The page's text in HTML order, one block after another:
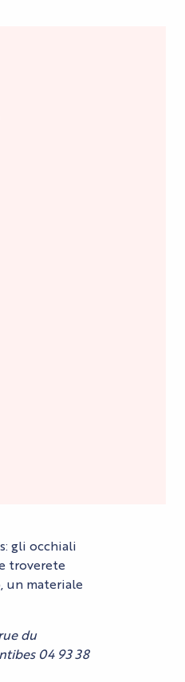
gli occhiali
troverete
un materiale
du
04 93 38